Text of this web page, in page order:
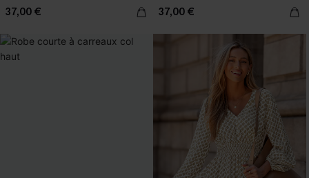
37,00 € 37,00 €